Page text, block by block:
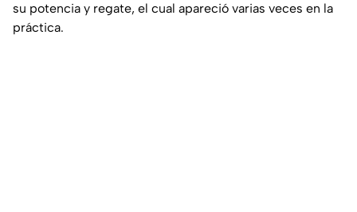
su potencia y regate, el cual apareció varias veces en la
práctica.